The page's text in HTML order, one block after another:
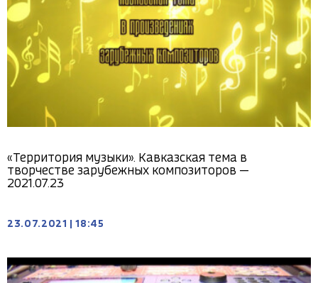
«Территория музыки». Кавказская тема в
творчестве зарубежных композиторов —
2021.07.23
23.07.2021 18:45